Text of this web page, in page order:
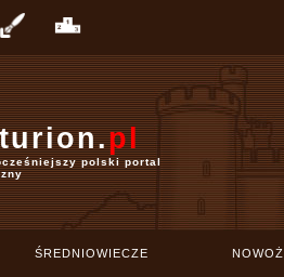
pl
polski portal
ŚREDNIOWIECZE